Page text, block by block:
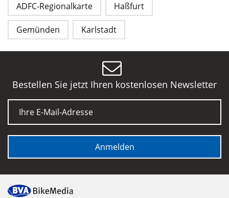
ADFC-Regionalkarte Haßfurt
Gemünden Karlstadt
Bestellen Sie jetzt Ihren kostenlosen Newsletter
E-Mail
Anmelden